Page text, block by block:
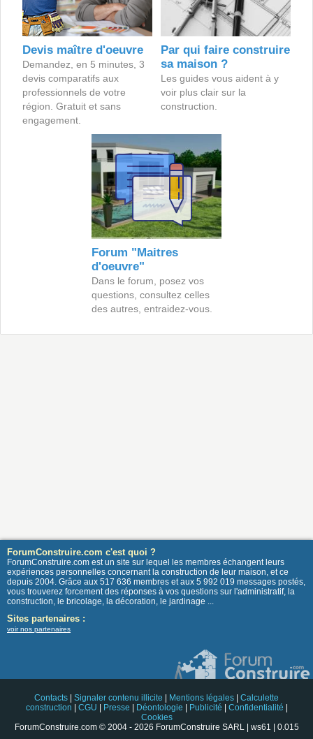
Devis maître d'oeuvre
Demandez, en 5 minutes, 3
devis comparatifs aux
professionnels de votre
région. Gratuit et sans
engagement.
Par qui faire construire
sa maison ?
Les guides vous aident à y
voir plus clair sur la
construction.
Forum "Maitres
d'oeuvre"
Dans le forum, posez vos
questions, consultez celles
des autres, entraidez-vous.
ForumConstruire.com c'est quoi ?
ForumConstruire.com est un site sur lequel les membres échangent leurs
expériences personnelles concernant la construction de leur maison, et ce
depuis 2004. Grâce aux 517 636 membres et aux 5 992 019 messages postés,
vous trouverez forcement des réponses à vos questions sur l'administratif, la
construction, le bricolage, la décoration, le jardinage ...
Sites partenaires :
voir nos partenaires
Contacts Signaler contenu illicite Mentions légales
Calculette
construction
CGU Presse Déontologie Publicité Confidentialité
Cookies
ForumConstruire.com © 2004 - 2026 ForumConstruire SARL | ws61 | 0.015